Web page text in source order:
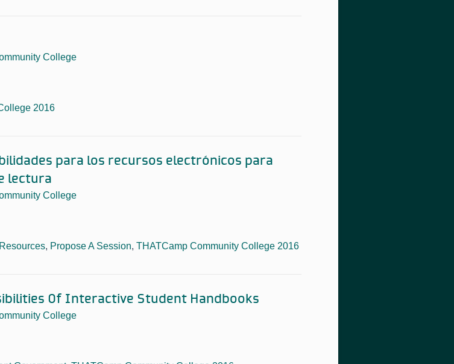
College
2016
para los recursos electrónicos para
lectura
College
, Propose A Session, THATCamp Community College 2016
Of Interactive Student Handbooks
College